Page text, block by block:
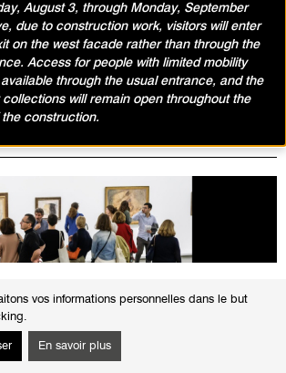
vos informations personnelles dans le but
.
En savoir plus
Expositions en cours
2024
dans l'exposition Jean
August 3, through Monday, September
due to construction work, visitors will enter
on the west facade rather than through the
Access for people with limited mobility
through the usual entrance, and the
collections will remain open throughout the
construction.